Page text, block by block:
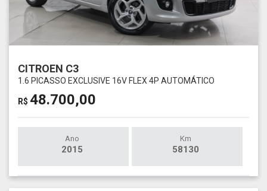
CITROEN C3
1.6 PICASSO EXCLUSIVE 16V FLEX 4P AUTOMÁTICO
R$ 48.700,00
Ano
2015
Km
58130